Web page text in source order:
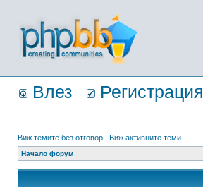
Влез Регистрация
Виж темите без отговор | Виж активните теми
Начало форум